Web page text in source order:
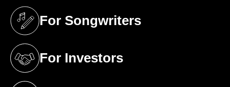
For Songwriters
(opens in a new tab)
For Investors
(opens in a new tab)